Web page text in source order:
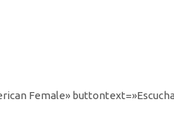
Female»